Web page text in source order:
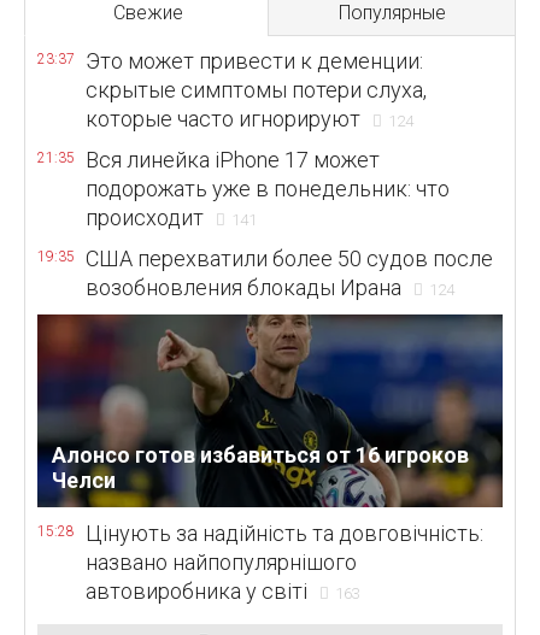
Свежие Популярные
23:37
Это может привести к деменции:
скрытые симптомы потери слуха,
которые часто игнорируют
124
21:35
Вся линейка iPhone 17 может
подорожать уже в понедельник: что
происходит
141
19:35
США перехватили более 50 судов после
возобновления блокады Ирана
124
Алонсо готов избавиться от 16 игроков
Челси
15:28
Цінують за надійність та довговічність:
названо найпопулярнішого
автовиробника у світі
163